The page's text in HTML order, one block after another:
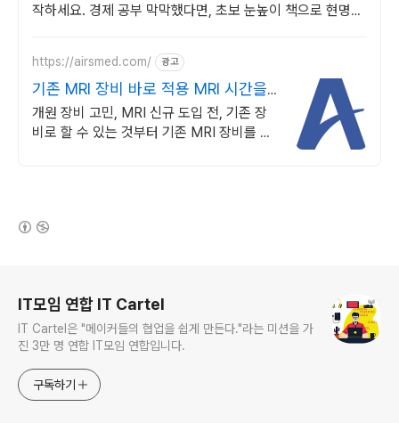
작하세요. 경제 공부 막막했다면, 초보 눈높이 책으로 현명한
https://airsmed.com/ 광고
기존 MRI 장비 바로 적용 MRI 시간을
반으로
개원 장비 고민, MRI 신규 도입 전, 기존 장
비로 할 수 있는 것부터 기존 MRI 장비를 교
IT모임 연합 IT Cartel
IT Cartel은 "메이커들의 협업을 쉽게 만든다."라는 미션을 가
진 3만 명 연합 IT모임 연합입니다.
구독하기